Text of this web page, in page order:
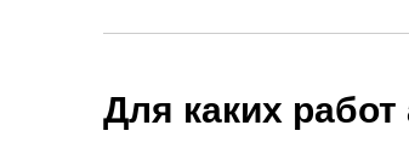
Для каких